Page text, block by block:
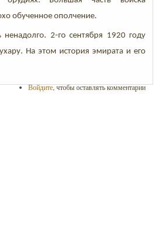
обученное ополчение.
ненадолго. 2-го сентября 1920 году
На этом история эмирата и его
Войдите, чтобы оставлять комментарии